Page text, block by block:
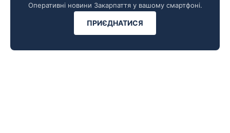
Оперативні новини Закарпаття у вашому смартфоні.
ПРИЄДНАТИСЯ